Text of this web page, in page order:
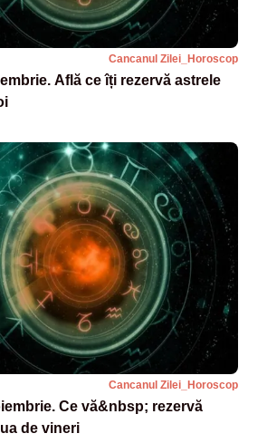
Cancanul Zilei_Horoscop
Află ce îți rezervă astrele
Cancanul Zilei_Horoscop
Ce vă&nbsp; rezervă
de vineri